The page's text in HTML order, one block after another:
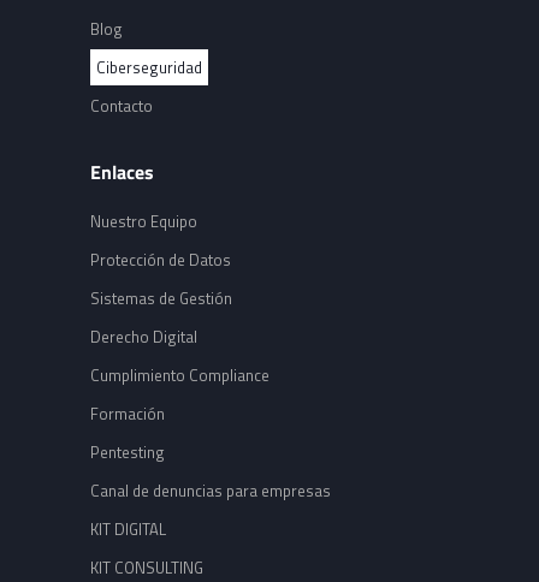
Blog
Ciberseguridad
Contacto
Enlaces
Nuestro Equipo
Protección de Datos
Sistemas de Gestión
Derecho Digital
Cumplimiento Compliance
Formación
Pentesting
Canal de denuncias para empresas
KIT DIGITAL
KIT CONSULTING